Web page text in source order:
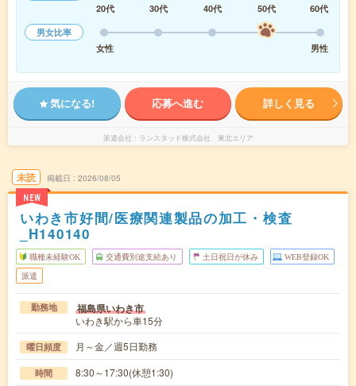
20代
30代 40代 50代
60代
男女比率
女性
男性
気になる! 応募へ進む 詳しく見る
派遣会社 ランスタッド株式会社 東北エリア
未読
NEW
掲載日 2026/08/05
いわき市好間/医療関連製品の加工・検査
_H140140
職種未経験OK 交通費別途支給あり 土日祝日が休み WEB登録OK
派遣
勤務地 福島県いわき市
いわき駅から車15分
曜日頻度 月～金／週5日勤務
時間 8:30～17:30(休憩1:30)